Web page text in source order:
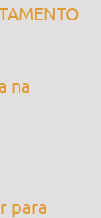
na
para